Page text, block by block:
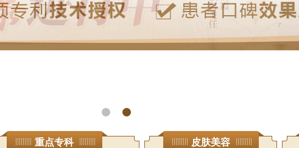
重点专科 皮肤美容